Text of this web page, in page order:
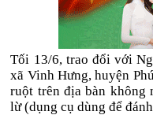
Tối 13/6, trao đổi với
xã Vinh Hưng, huyện
ruột trên địa bàn
lừ (dụng cụ dùng để